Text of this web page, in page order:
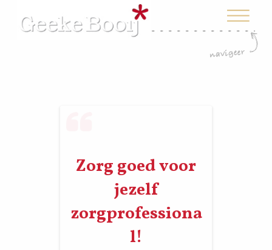
Zorg goed voor
jezelf
zorgprofessiona
l!